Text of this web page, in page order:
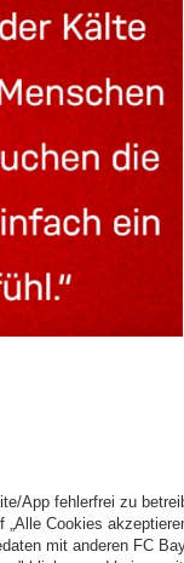
auf die Adventszeit